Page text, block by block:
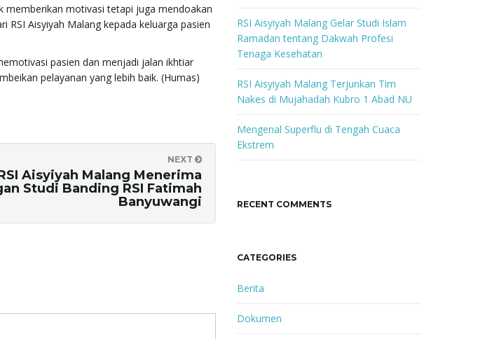
memberikan motivasi tetapi juga mendoakan
RSI Aisyiyah Malang kepada keluarga pasien
pasien dan menjadi jalan ikhtiar
pelayanan yang lebih baik. (Humas)
NEXT
Aisyiyah Malang Menerima
Studi Banding RSI Fatimah
Banyuwangi
RSI Aisyiyah Malang Gelar Studi Islam
Ramadan tentang Dakwah Profesi
Tenaga Kesehatan
RSI Aisyiyah Malang Terjunkan Tim
Nakes di Mujahadah Kubro 1 Abad NU
Mengenal Superflu di Tengah Cuaca
Ekstrem
RECENT COMMENTS
CATEGORIES
Berita
Dokumen